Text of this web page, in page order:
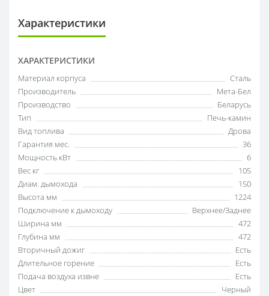
Характеристики
ХАРАКТЕРИСТИКИ
Материал корпуса
Сталь
Производитель
Мета-Бел
Производство
Беларусь
Тип
Печь-камин
Вид топлива
Дрова
Гарантия мес.
36
Мощность кВт
6
Вес кг
105
Диам. дымохода
150
Высота мм
1224
Подключение к дымоходу
Верхнее/Заднее
Ширина мм
472
Глубина мм
472
Вторичный дожиг
Есть
Длительное горение
Есть
Подача воздуха извне
Есть
Цвет
Черный